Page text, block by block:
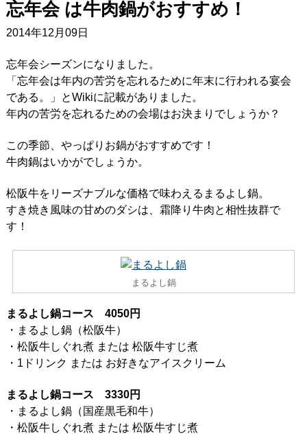
忘年会 は牛肉鍋がおすすめ！
2014年12月09日
忘年会シーズンになりました。
「忘年会は年内の苦労を忘れるために年末に行われる宴会
である。」とWikiに記載がありました。
年内の苦労を忘れるための会場はお決まりでしょうか？
この季節、やっぱりお鍋がおすすめです！
牛肉鍋はいかがでしょうか。
松阪牛をリーズナブルな価格で味わえるまるよし鍋。
すき焼き風味の甘めのダシは、霜降り牛肉と相性抜群で
す！
まるよし鍋
まるよし鍋コース 4050円
・まるよし鍋（松阪牛）
・松阪牛しぐれ煮 または 松阪牛すじ煮
・1ドリンク または お好きなアイスクリーム
まるよし鍋コース 3330円
・まるよし鍋（国産黒毛和牛）
・松阪牛しぐれ煮 または 松阪牛すじ煮